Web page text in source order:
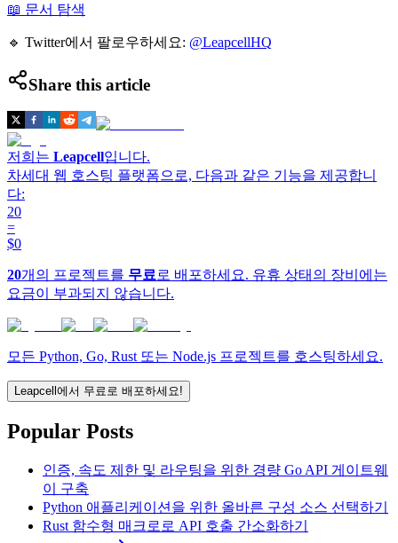
📖 문서 탐색
🔹 Twitter에서 팔로우하세요: @LeapcellHQ
Share this article
저희는 Leapcell입니다.
차세대 웹 호스팅 플랫폼으로, 다음과 같은 기능을 제공합니
다:
20
=
$0
20개의 프로젝트를 무료 로 배포하세요. 유휴 상태의 장비에는
요금이 부과되지 않습니다.
모든 Python, Go, Rust 또는 Node.js 프로젝트를 호스팅하세요.
Leapcell에서 무료로 배포하세요!
Popular Posts
인증, 속도 제한 및 라우팅을 위한 경량 Go API 게이트웨
이 구축
Python 애플리케이션을 위한 올바른 구성 소스 선택하기
Rust 함수형 매크로로 API 호출 간소화하기